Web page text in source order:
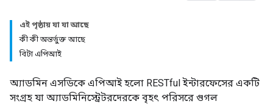
এই পৃষ্ঠায় যা যা আছে
কী কী অন্তর্ভুক্ত আছে
বিটা এপিআই
অ্যাডমিন এসডিকে এপিআই হলো RESTful ইন্টারফেসের একটি
সংগ্রহ যা অ্যাডমিনিস্ট্রেটরদেরকে বৃহৎ পরিসরে গুগল